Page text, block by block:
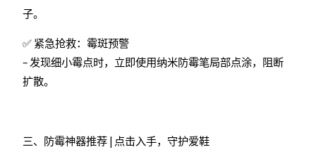
子。
✅ 紧急抢救：霉斑预警
– 发现细小霉点时，立即使用纳米防霉笔局部点涂，阻断
扩散。
三、防霉神器推荐 | 点击入手，守护爱鞋